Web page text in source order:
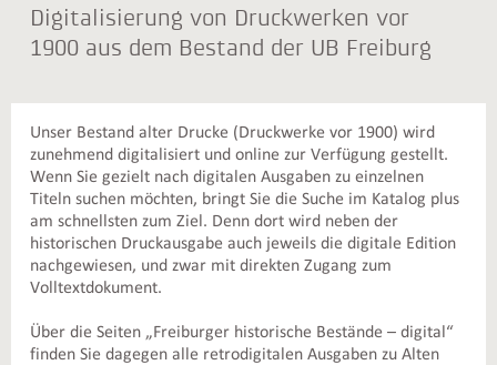
Digitalisierung von Druckwerken vor
1900 aus dem Bestand der UB Freiburg
Unser Bestand alter Drucke (Druckwerke vor 1900) wird
zunehmend digitalisiert und online zur Verfügung gestellt.
Wenn Sie gezielt nach digitalen Ausgaben zu einzelnen
Titeln suchen möchten, bringt Sie die Suche im Katalog plus
am schnellsten zum Ziel. Denn dort wird neben der
historischen Druckausgabe auch jeweils die digitale Edition
nachgewiesen, und zwar mit direkten Zugang zum
Volltextdokument.
Über die Seiten „Freiburger historische Bestände – digital“
finden Sie dagegen alle retrodigitalen Ausgaben zu Alten